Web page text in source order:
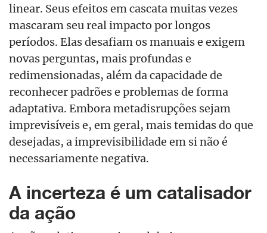
linear. Seus efeitos em cascata muitas vezes
mascaram seu real impacto por longos
períodos. Elas desafiam os manuais e exigem
novas perguntas, mais profundas e
redimensionadas, além da capacidade de
reconhecer padrões e problemas de forma
adaptativa. Embora metadisrupções sejam
imprevisíveis e, em geral, mais temidas do que
desejadas, a imprevisibilidade em si não é
necessariamente negativa.
A incerteza é um catalisador
da ação